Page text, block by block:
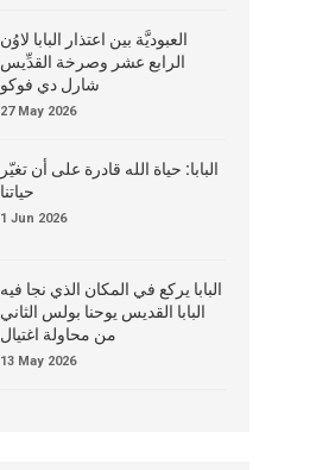
العبوديَّة بين اعتذار البابا لاوُن
الرابع عشر وصرخة القدِّيس
شارل دي فوكو
27 May 2026
البابا: حياة الله قادرة على أن تغيّر
حياتنا
1 Jun 2026
البابا يركع في المكان الذي نجا فيه
البابا القديس يوحنا بولس الثاني
من محاولة اغتيال
13 May 2026